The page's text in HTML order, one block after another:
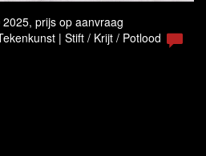
prijs op aanvraag
| Stift / Krijt / Potlood